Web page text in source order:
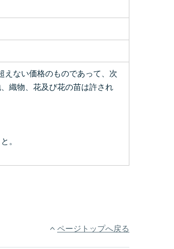
えない価格のものであって、次
織物、花及び花の苗は許され
。
ページトップへ戻る